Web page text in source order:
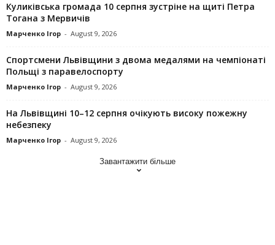
Куликівська громада 10 серпня зустріне на щиті Петра
Тогана з Мервичів
Марченко Ігор - August 9, 2026
Спортсмени Львівщини з двома медалями на чемпіонаті
Польщі з паравелоспорту
Марченко Ігор - August 9, 2026
На Львівщині 10–12 серпня очікують високу пожежну
небезпеку
Марченко Ігор - August 9, 2026
Завантажити більше